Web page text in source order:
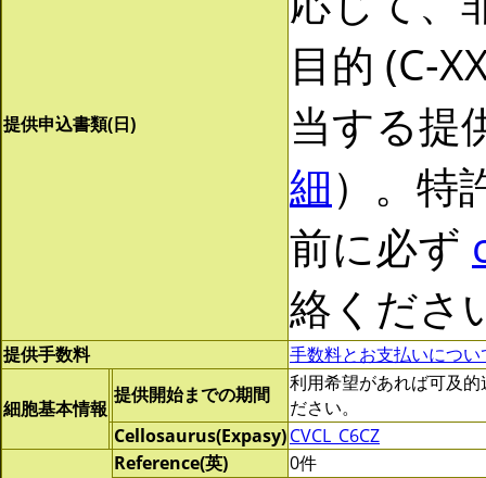
提供申込書類(日)
目的 (C-
当する提
細）。特
前に必ず
絡くださ
提供手数料 手数料とお支払いにつ
細胞基本情報
提供開始までの期間
利用希望があれば可及
ださい。
Cellosaurus(Expasy)CVCL_C6CZ
Reference(英)
0件